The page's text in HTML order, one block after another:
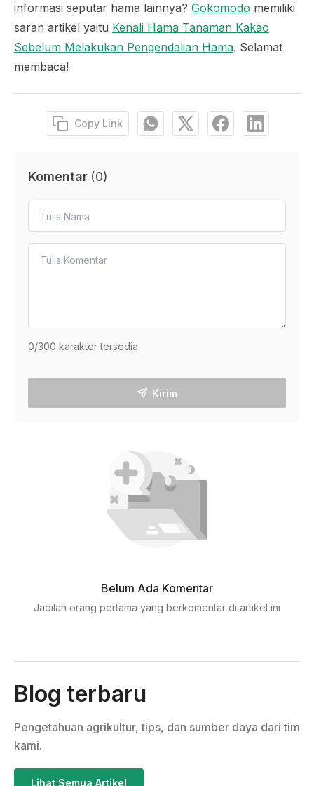
informasi seputar hama lainnya? Gokomodo memiliki
saran artikel yaitu Kenali Hama Tanaman Kakao
Sebelum Melakukan Pengendalian Hama. Selamat
membaca!
Copy Link
Komentar (0)
0/300 karakter tersedia
Kirim
Belum Ada Komentar
Jadilah orang pertama yang berkomentar di artikel ini
Blog terbaru
Pengetahuan agrikultur, tips, dan sumber daya dari tim
kami.
Lihat Semua Artikel